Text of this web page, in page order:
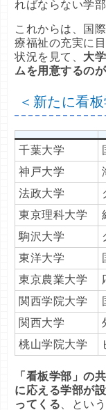
ればならない学
これからは、国
療福祉の充実に
状況を見て、 大
ムを用意するの
＜新たに看
千葉大学
神戸大学
法政大学
東京理科大学
駒沢大学
東洋大学
東京農業大学
関西学院大学
関西大学
桃山学院大学
「看板学部」の
に応える学部が
ってくる 、とい